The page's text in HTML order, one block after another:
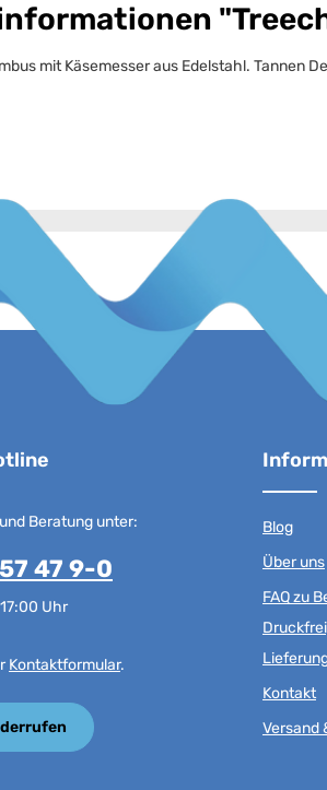
mit Käsemesser aus Edelstahl. Tannen
Beratung unter:
47 9-0
Uhr
Kontaktformular.
Blog
Über uns
FAQ zu
Kontakt
Versand